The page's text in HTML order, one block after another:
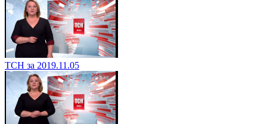
ТСН за 2019.11.05